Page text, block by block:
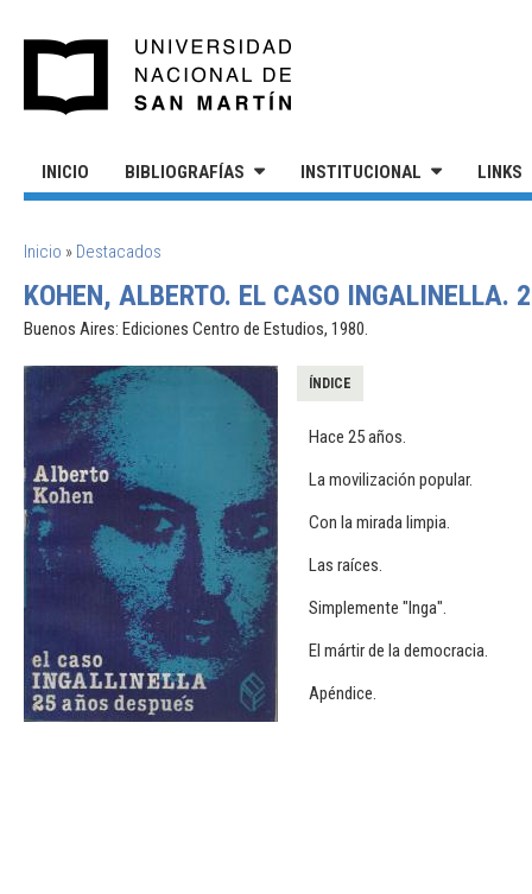
INICIO BIBLIOGRAFÍAS INSTITUCIONAL LINKS
SE ENCUENTRA USTED AQUÍ
Inicio » Destacados
KOHEN, ALBERTO. EL CASO INGALINELLA.
Buenos Aires: Ediciones Centro de Estudios, 1980.
ÍNDICE
Hace 25 años.
La movilización popular.
Con la mirada limpia.
Las raíces.
Simplemente "Inga".
El mártir de la democracia.
Apéndice.